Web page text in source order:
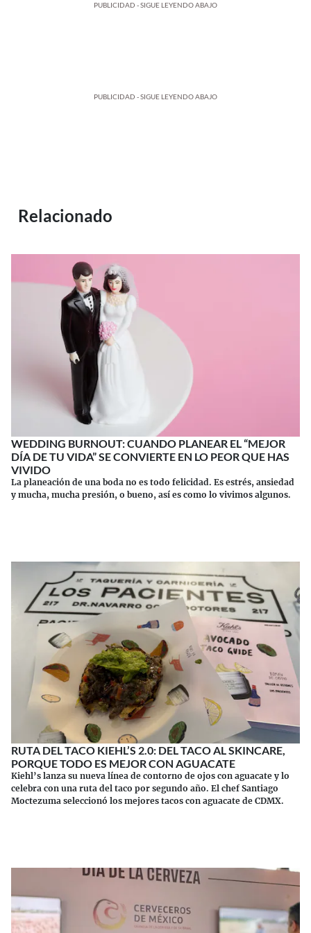
PUBLICIDAD - SIGUE LEYENDO ABAJO
PUBLICIDAD - SIGUE LEYENDO ABAJO
Relacionado
WEDDING BURNOUT: CUANDO PLANEAR EL “MEJOR
DÍA DE TU VIDA” SE CONVIERTE EN LO PEOR QUE HAS
VIVIDO
La planeación de una boda no es todo felicidad. Es estrés, ansiedad
y mucha, mucha presión, o bueno, así es como lo vivimos algunos.
RUTA DEL TACO KIEHL’S 2.0: DEL TACO AL SKINCARE,
PORQUE TODO ES MEJOR CON AGUACATE
Kiehl’s lanza su nueva línea de contorno de ojos con aguacate y lo
celebra con una ruta del taco por segundo año. El chef Santiago
Moctezuma seleccionó los mejores tacos con aguacate de CDMX.